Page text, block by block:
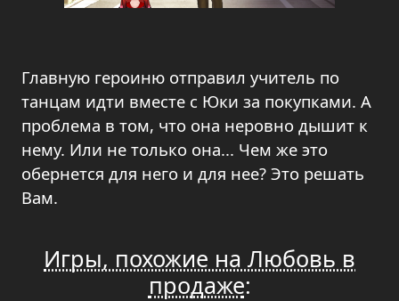
Главную героиню отправил учитель по
танцам идти вместе с Юки за покупками. А
проблема в том, что она неровно дышит к
нему. Или не только она... Чем же это
обернется для него и для нее? Это решать
Вам.
Игры, похожие на Любовь в
продаже: